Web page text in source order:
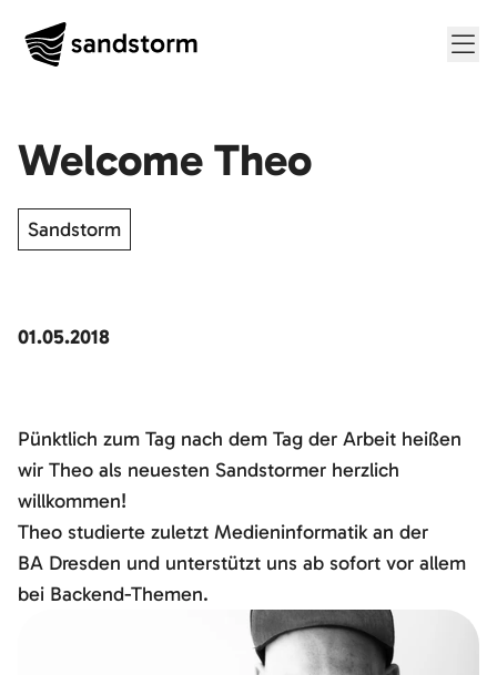
Welcome Theo
Sandstorm
01.05.2018
Pünktlich zum Tag nach dem Tag der Arbeit heißen
wir Theo als neuesten Sandstormer herzlich
willkommen!
Theo studierte zuletzt Medieninformatik an der
BA Dresden und unterstützt uns ab sofort vor allem
bei Backend-Themen.